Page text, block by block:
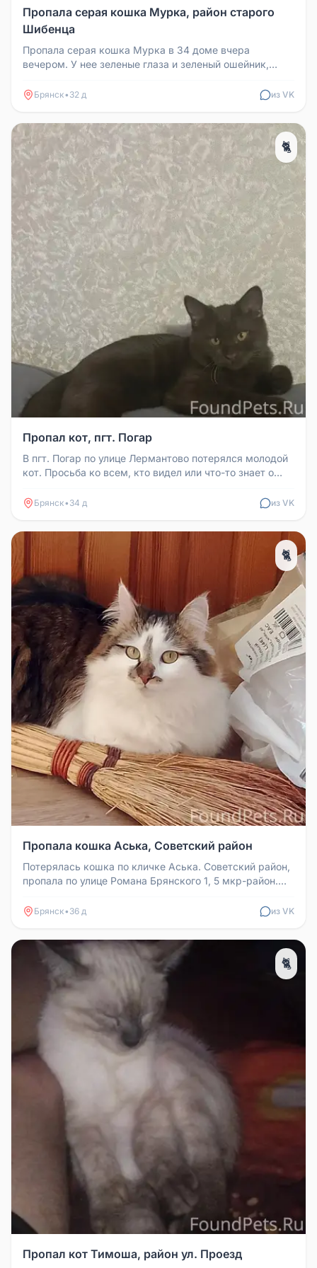
Пропала серая кошка Мурка, район старого
Шибенца
Пропала серая кошка Мурка в 34 доме вчера
вечером. У нее зеленые глаза и зеленый ошейник,
Брянск• 32 д из VK
🐈
Пропал кот, пгт. Погар
В пгт. Погар по улице Лермантово потерялся молодой
кот. Просьба ко всем, кто видел или что-то знает о
Брянск• 34 д из VK
🐈
Пропала кошка Аська, Советский район
Потерялась кошка по кличке Аська. Советский район,
пропала по улице Романа Брянского 1, 5 мкр-район.
Брянск• 36 д из VK
🐈
Пропал кот Тимоша, район ул. Проезд